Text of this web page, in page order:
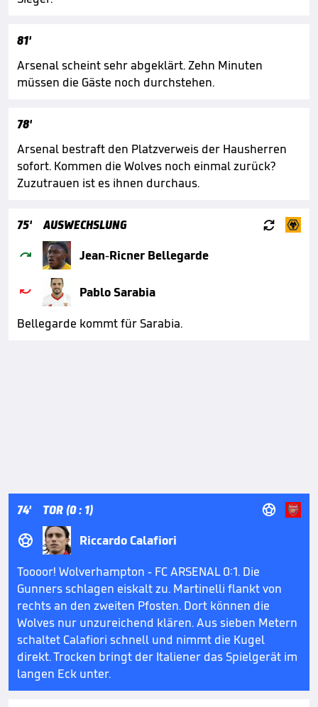
81'
Arsenal scheint sehr abgeklärt. Zehn Minuten
müssen die Gäste noch durchstehen.
78'
Arsenal bestraft den Platzverweis der Hausherren
sofort. Kommen die Wolves noch einmal zurück?
Zuzutrauen ist es ihnen durchaus.
75' AUSWECHSLUNG 
 Jean-Ricner Bellegarde

Pablo Sarabia
Bellegarde kommt für Sarabia.
74' TOR (0 : 1) 

Riccardo Calafiori
Toooor! Wolverhampton - FC ARSENAL 0:1. Die
Gunners schlagen eiskalt zu. Martinelli flankt von
rechts an den zweiten Pfosten. Dort können die
Wolves nur unzureichend klären. Aus sieben Metern
schaltet Calafiori schnell und nimmt die Kugel
direkt. Trocken bringt der Italiener das Spielgerät im
langen Eck unter.